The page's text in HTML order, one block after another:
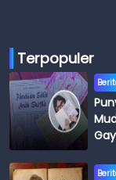
Terpopuler